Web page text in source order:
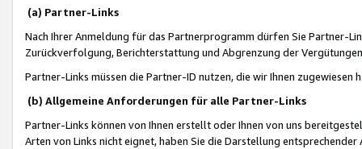
(a) Partner-Links
Nach Ihrer Anmeldung für das Partnerprogramm dürfen Sie Partner-
Zurückverfolgung, Berichterstattung und Abgrenzung der
Partner-Links müssen die Partner-ID nutzen, die wir Ihnen zugewiesen
(b) Allgemeine Anforderungen für alle Partner-Links
Partner-Links können von Ihnen erstellt oder Ihnen von uns
Arten von Links nicht eignet, haben Sie die Darstellung